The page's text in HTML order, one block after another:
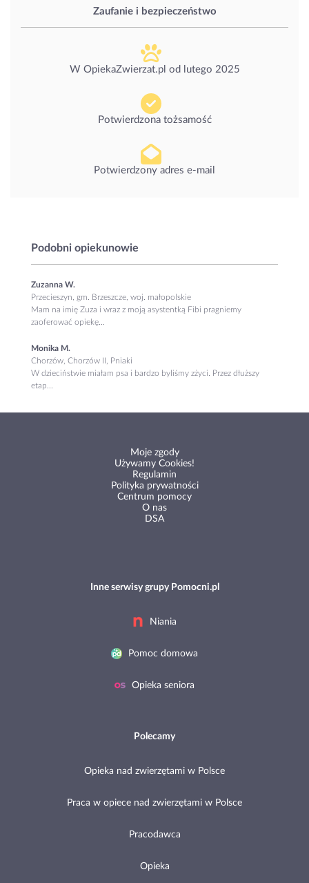
Zaufanie i bezpieczeństwo
W OpiekaZwierzat.pl od lutego 2025
Potwierdzona tożsamość
Potwierdzony adres e-mail
Podobni opiekunowie
Zuzanna W.
Przecieszyn, gm. Brzeszcze, woj. małopolskie
Mam na imię Zuza i wraz z moją asystentką Fibi pragniemy
zaoferować opiekę...
Monika M.
Chorzów, Chorzów II, Pniaki
W dzieciństwie miałam psa i bardzo byliśmy zżyci. Przez dłuższy
etap...
Moje zgody
Używamy Cookies!
Regulamin
Polityka prywatności
Centrum pomocy
O nas
DSA
Inne serwisy grupy Pomocni.pl
Niania
Pomoc domowa
Opieka seniora
Polecamy
Opieka nad zwierzętami w Polsce
Praca w opiece nad zwierzętami w Polsce
Pracodawca
Opieka